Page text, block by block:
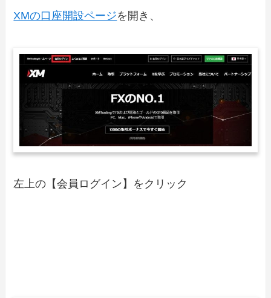
XMの口座開設ページを開き、
左上の【会員ログイン】をクリック